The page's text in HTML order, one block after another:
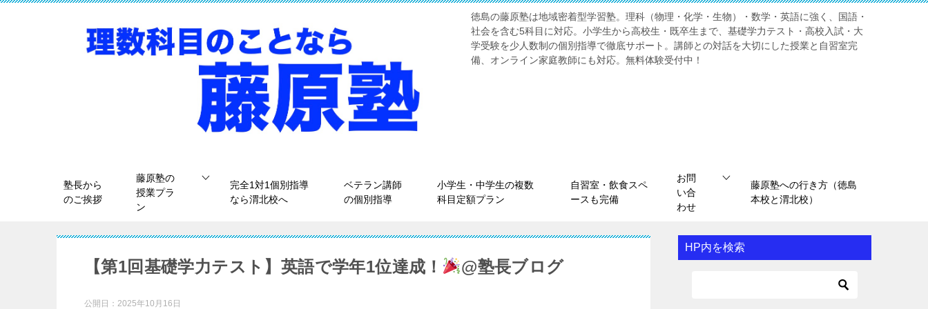
徳島の藤原塾は地域密着型学習塾。理科（物理・化学・生物）・数学・英語に強く、国語・
社会を含む5科目に対応。小学生から高校生・既卒生まで、基礎学力テスト・高校入試・大
学受験を少人数制の個別指導で徹底サポート。講師との対話を大切にした授業と自習室完
備、オンライン家庭教師にも対応。無料体験受付中！
塾長から
のご挨拶
藤原塾の
授業プラ
ン
完全1対1個別指導
なら渭北校へ
ベテラン講師
の個別指導
小学生・中学生の複数
科目定額プラン
自習室・飲食スペ
ースも完備
お問
い合
わせ
藤原塾への行き方（徳島
本校と渭北校）
【第1回基礎学力テスト】英語で学年1位達成！ @塾長ブログ
公開日： 2025年10月16日
HP内を検索